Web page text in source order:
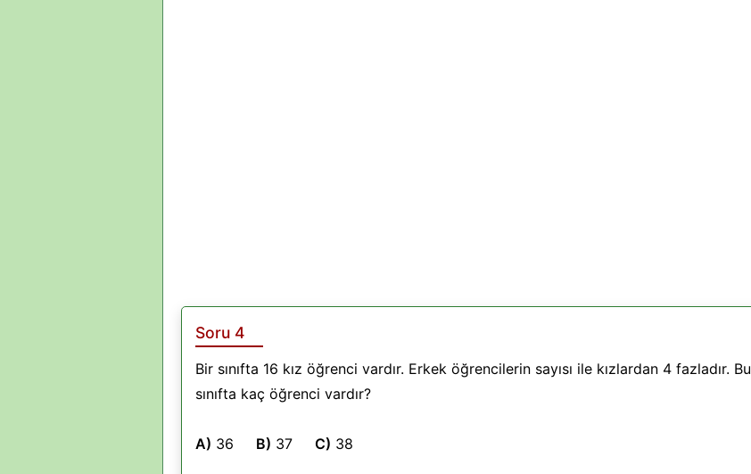
Soru 4
Bir sınıfta 16 kız öğrenci vardır. Erkek öğrencilerin sayısı ile kızlardan 4 fazladır. Bu
sınıfta kaç öğrenci vardır?
A) 36 B) 37 C) 38